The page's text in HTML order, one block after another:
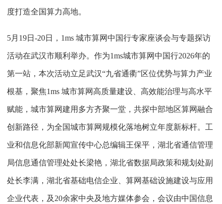
度打造全国算力高地。
5月19日-20日，1ms 城市算网中国行专家座谈会与专题探访
活动在武汉市顺利举办。作为1ms城市算网中国行2026年的
第一站，本次活动立足武汉“九省通衢”区位优势与算力产业
根基，聚焦1ms 城市算网高质量建设、高效能治理与高水平
赋能，城市算网建用多方齐聚一堂，共探中部地区算网融合
创新路径，为全国城市算网规模化落地树立年度新标杆。工
业和信息化部新闻宣传中心总编辑王保平，湖北省通信管理
局信息通信管理处处长梁艳，湖北省数据局政策和规划处副
处长李满，湖北省基础电信企业、算网基础设施建设与应用
企业代表，及20余家中央及地方媒体参会，会议由中国信息